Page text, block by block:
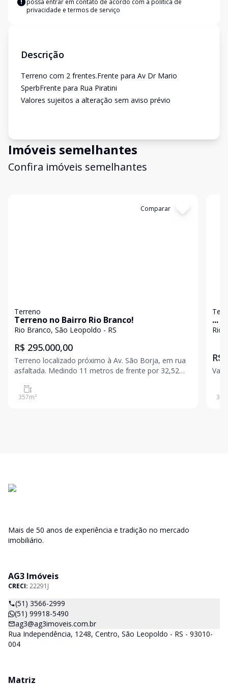
possa entrar em contato de acordo com a política de
privacidade e termos de serviço
Descrição
Terreno com 2 frentes.Frente para Av Dr Mario
SperbFrente para Rua Piratini
Valores sujeitos a alteração sem aviso prévio
Imóveis semelhantes
Confira imóveis semelhantes
Comparar
Terreno
Terreno no Bairro Rio Branco!
Rio Branco, São Leopoldo - RS
R$ 295.000,00
Terreno localizado próximo à Av. São Borja, em rua
asfaltada. Medindo 11 metros de frente por 32,52
oportunidade! Valores sujeitos a alteração sem aviso
prévio
357m²
...
Rio
R$
394
Mais de 50 anos de experiência e tradição no mercado
imobiliário.
AG3 Imóveis
CRECI: 22291J
(51) 3566-2999
(51) 99918-5490
ag3@ag3imoveis.com.br
Rua Independência, 1248, Centro, São Leopoldo - RS - 93010-
004
Matriz